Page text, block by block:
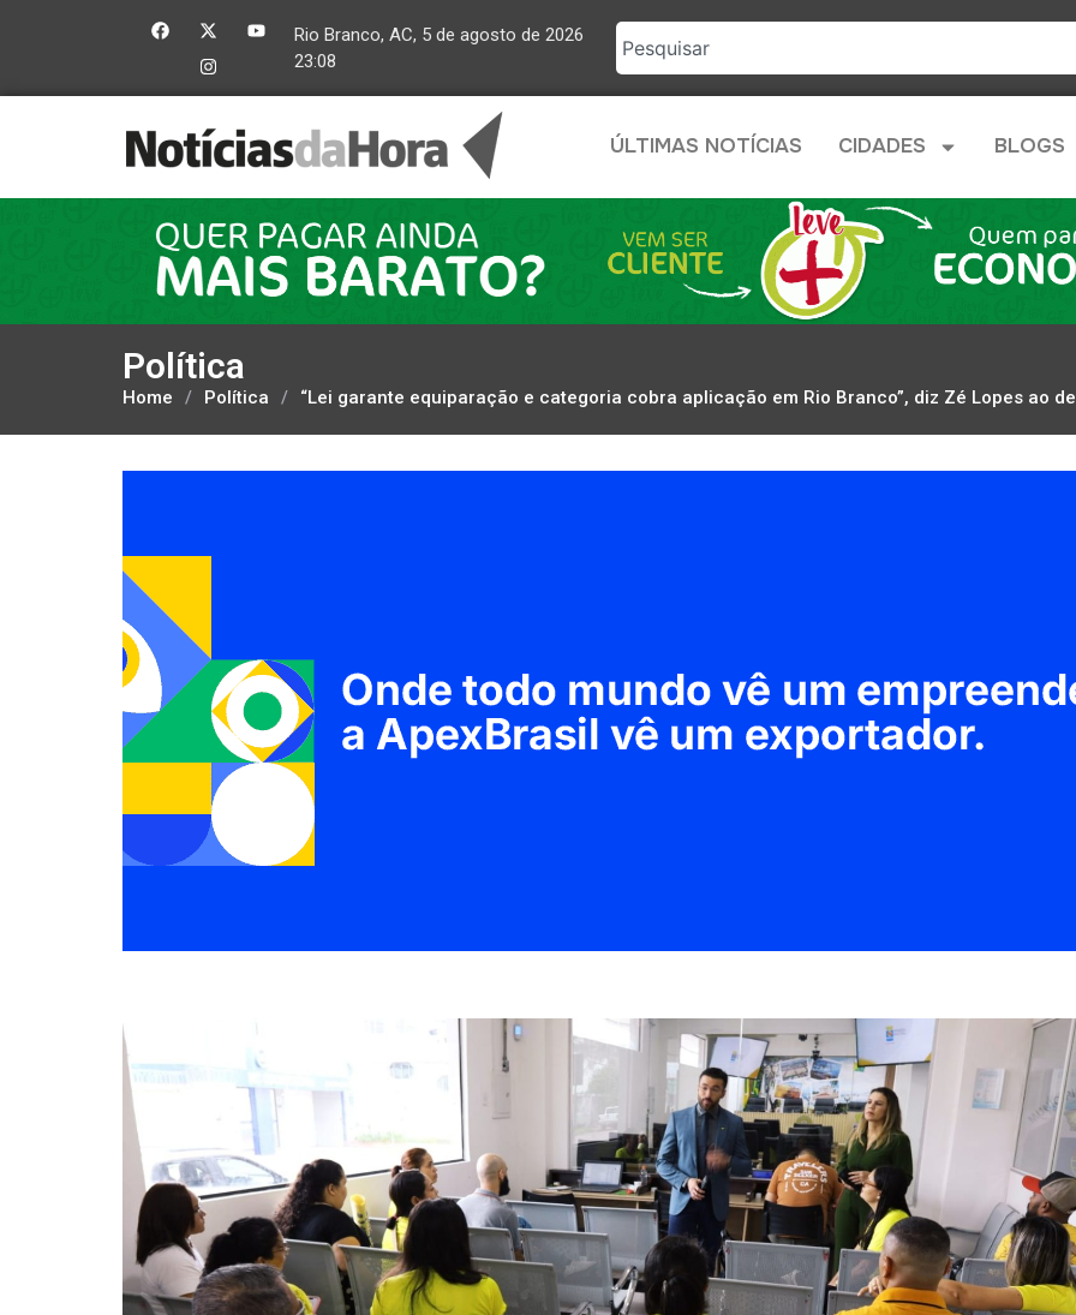
Rio Branco, AC, 5 de agosto de 2026
23:08
ÚLTIMAS NOTÍCIAS CIDADES BLOGS
Política
Home / Política / “Lei garante equiparação e categoria cobra aplicação em Rio Branco”, diz Zé Lopes ao